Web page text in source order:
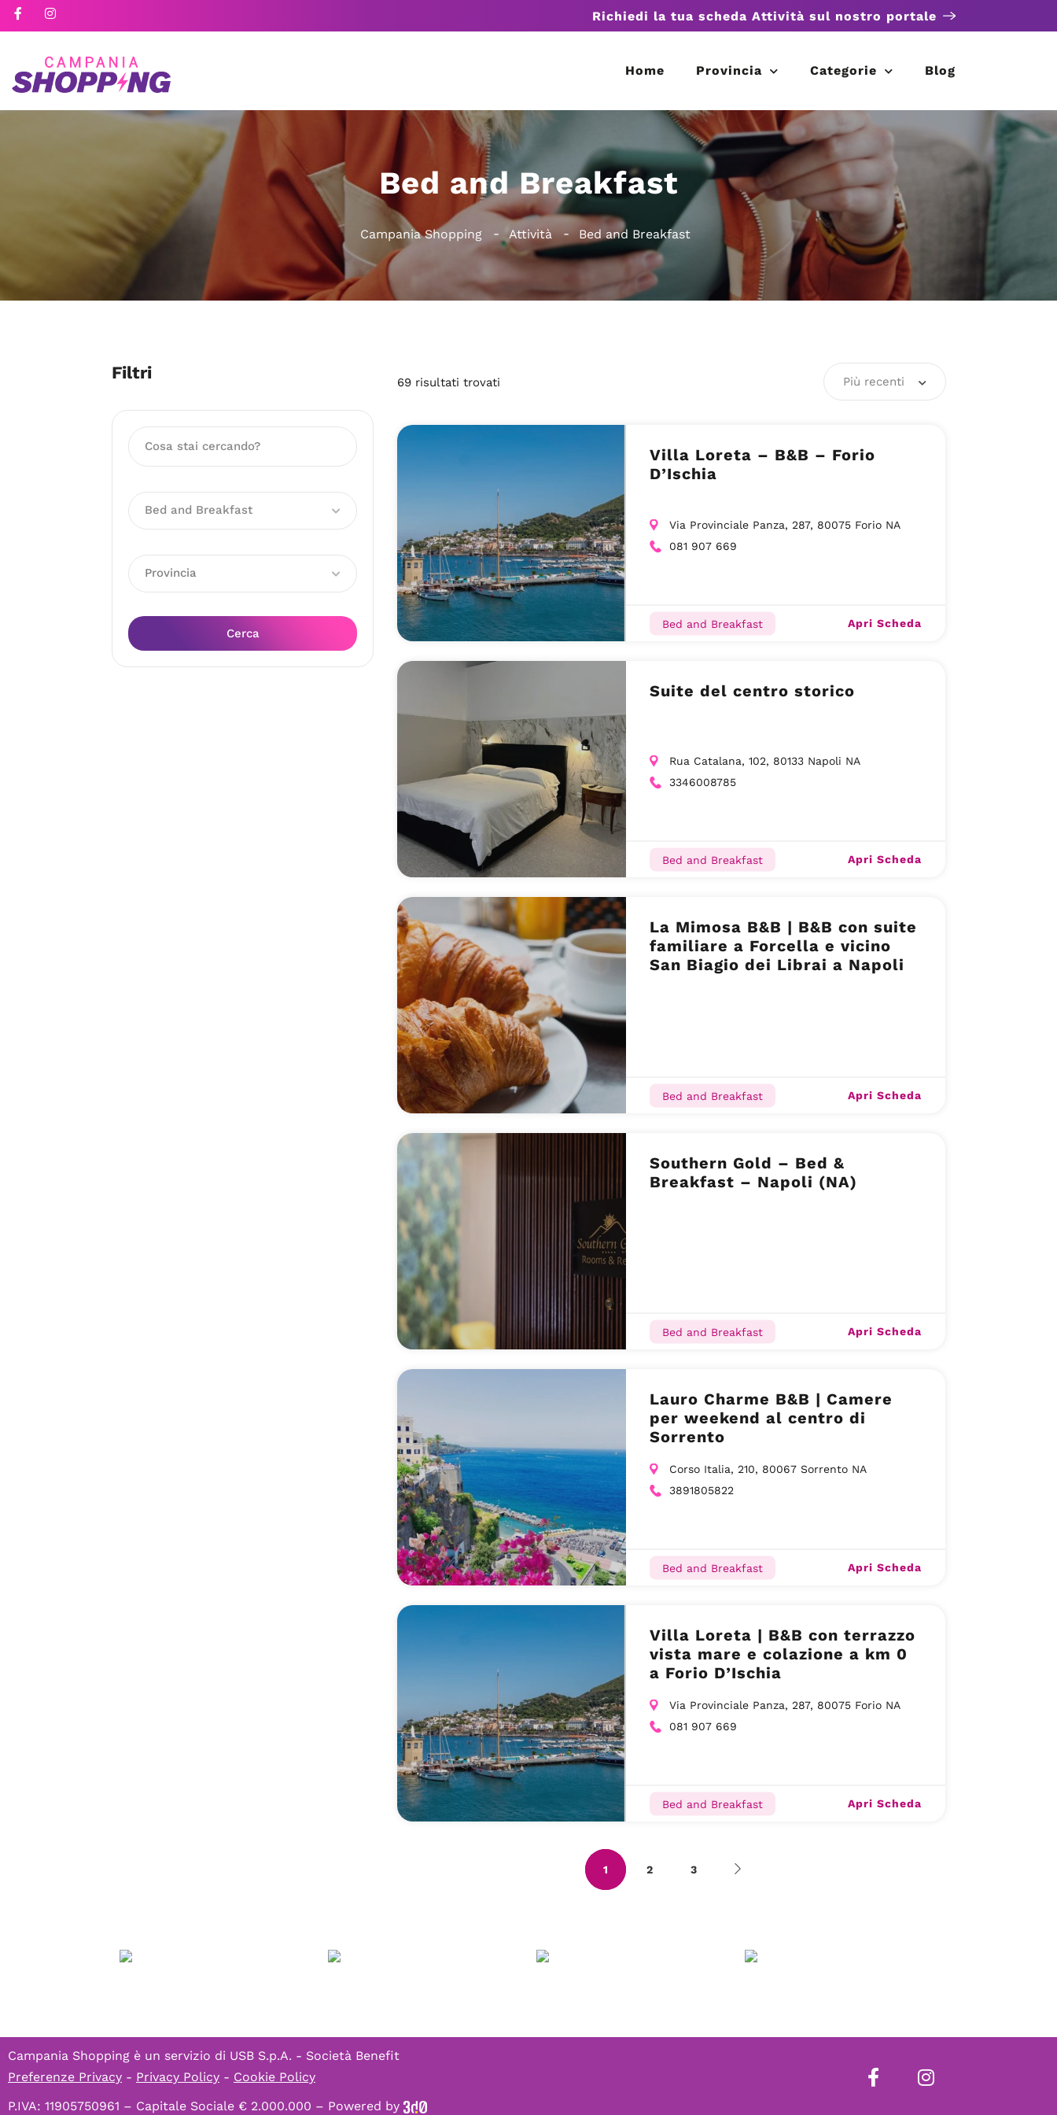
Richiedi la tua scheda Attività sul nostro portale
Home Provincia Categorie Blog
Bed and Breakfast
Campania Shopping Attività Bed and Breakfast
Filtri
Bed and Breakfast
Provincia
Cerca
69 risultati trovati Più recenti
Villa Loreta – B&B – Forio
D’Ischia
Via Provinciale Panza, 287, 80075 Forio NA
081 907 669
Bed and Breakfast Apri Scheda
Suite del centro storico
Rua Catalana, 102, 80133 Napoli NA
3346008785
Bed and Breakfast Apri Scheda
La Mimosa B&B | B&B con suite
familiare a Forcella e vicino
San Biagio dei Librai a Napoli
Bed and Breakfast Apri Scheda
Southern Gold – Bed &
Breakfast – Napoli (NA)
Bed and Breakfast Apri Scheda
Lauro Charme B&B | Camere
per weekend al centro di
Sorrento
Corso Italia, 210, 80067 Sorrento NA
3891805822
Bed and Breakfast Apri Scheda
Villa Loreta | B&B con terrazzo
vista mare e colazione a km 0
a Forio D’Ischia
Via Provinciale Panza, 287, 80075 Forio NA
081 907 669
Bed and Breakfast Apri Scheda
1 2 3
Campania Shopping è un servizio di USB S.p.A. - Società Benefit
Preferenze Privacy - Privacy Policy - Cookie Policy
P.IVA: 11905750961 – Capitale Sociale € 2.000.000 – Powered by